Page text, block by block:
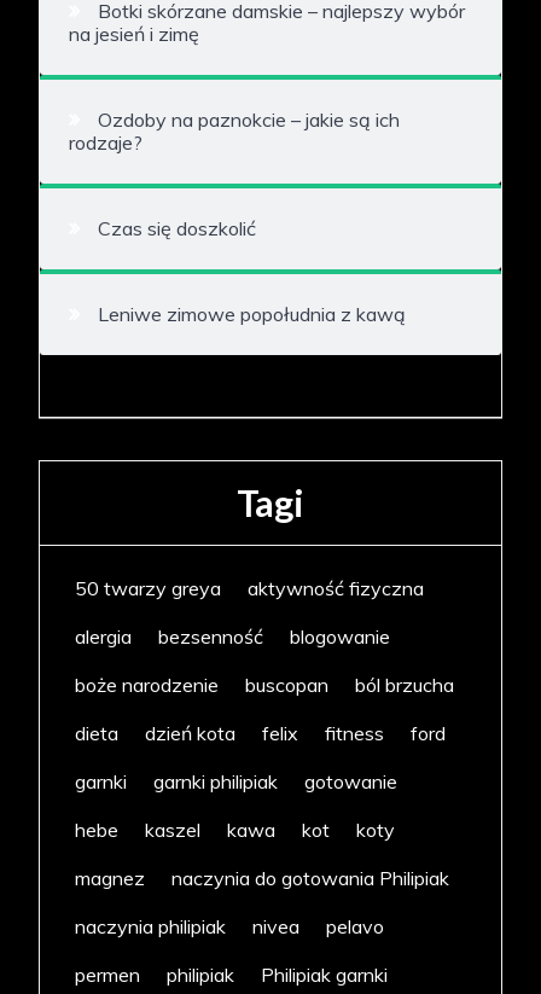
Botki skórzane damskie – najlepszy wybór
na jesień i zimę
Ozdoby na paznokcie – jakie są ich
rodzaje?
Czas się doszkolić
Leniwe zimowe popołudnia z kawą
Tagi
50 twarzy greya
aktywność fizyczna
alergia
bezsenność
blogowanie
boże narodzenie
buscopan
ból brzucha
dieta
dzień kota felix fitness
ford
garnki
garnki philipiak
gotowanie
hebe
kaszel kawa kot
koty
magnez
naczynia do gotowania Philipiak
naczynia philipiak
nivea
pelavo
permen
philipiak
Philipiak garnki